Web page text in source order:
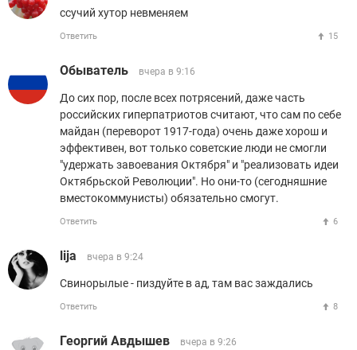
ссучий хутор невменяем
Ответить 15
Обыватель вчера в 9:16
До сих пор, после всех потрясений, даже часть
российских гиперпатриотов считают, что сам по себе
майдан (переворот 1917-года) очень даже хорош и
эффективен, вот только советские люди не смогли
"удержать завоевания Октября" и "реализовать идеи
Октябрьской Революции". Но они-то (сегодняшние
вместокоммунисты) обязательно смогут.
Ответить 6
lija вчера в 9:24
Свинорылые - пиздуйте в ад, там вас заждались
Ответить 8
Георгий Авдышев вчера в 9:26